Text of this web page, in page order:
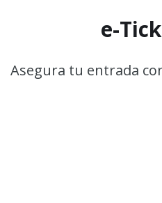
e-
Asegura tu entrada